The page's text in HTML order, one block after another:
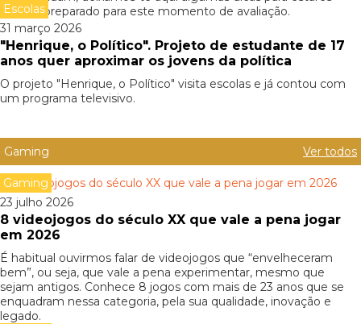
melhor preparado para este momento de avaliação.
Escolas
31 março 2026
"Henrique, o Político". Projeto de estudante de 17
anos quer aproximar os jovens da política
O projeto "Henrique, o Político" visita escolas e já contou com
um programa televisivo.
Gaming Ver todos
Gaming
23 julho 2026
8 videojogos do século XX que vale a pena jogar
em 2026
É habitual ouvirmos falar de videojogos que “envelheceram
bem”, ou seja, que vale a pena experimentar, mesmo que
sejam antigos. Conhece 8 jogos com mais de 23 anos que se
enquadram nessa categoria, pela sua qualidade, inovação e
legado.